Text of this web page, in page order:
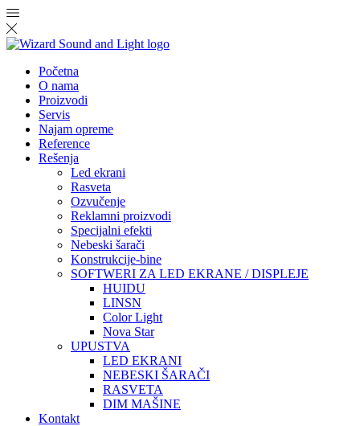
Početna
O nama
Proizvodi
Servis
Najam opreme
Reference
Rešenja
Led ekrani
Rasveta
Ozvučenje
Reklamni proizvodi
Specijalni efekti
Nebeski šarači
Konstrukcije-bine
SOFTWERI ZA LED EKRANE / DISPLEJE
HUIDU
LINSN
Color Light
Nova Star
UPUSTVA
LED EKRANI
NEBESKI ŠARAČI
RASVETA
DIM MAŠINE
Kontakt